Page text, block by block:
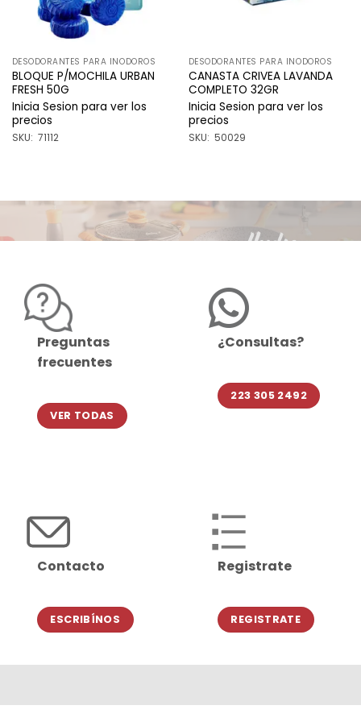
DESODORANTES PARA INODOROS
BLOQUE P/MOCHILA URBAN
FRESH 50G
Inicia Sesion para ver los
precios
SKU: 71112
DESODORANTES PARA INODOROS
CANASTA CRIVEA LAVANDA
COMPLETO 32GR
Inicia Sesion para ver los
precios
SKU: 50029
Preguntas
frecuentes
VER TODAS
¿Consultas?
223 305 2492
Contacto
ESCRIBÍNOS
Registrate
REGISTRATE